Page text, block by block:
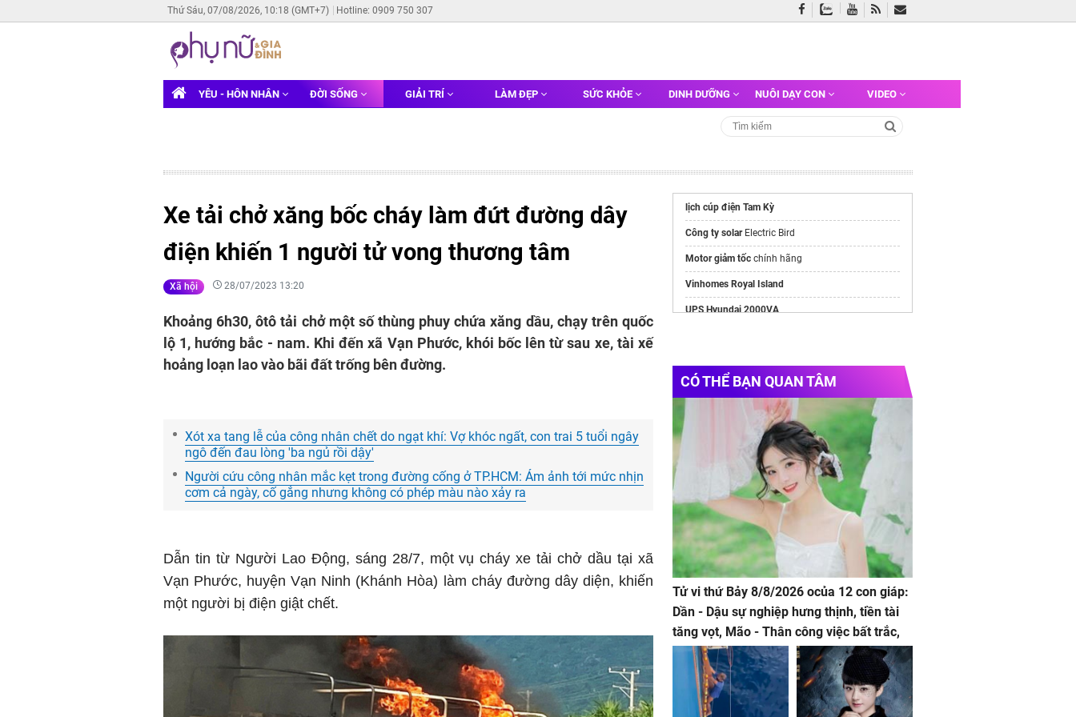
Thứ Sáu, 07/08/2026, 10:18 (GMT+7) Hotline: 0909 750 307
YÊU - HÔN NHÂN ĐỜI SỐNG GIẢI TRÍ LÀM ĐẸP SỨC KHỎE DINH DƯỠNG NUÔI DẠY CON VIDEO
Xe tải chở xăng bốc cháy làm đứt đường dây
điện khiến 1 người tử vong thương tâm
Xã hội 28/07/2023 13:20
Khoảng 6h30, ôtô tải chở một số thùng phuy chứa xăng dầu, chạy trên quốc
lộ 1, hướng bắc - nam. Khi đến xã Vạn Phước, khói bốc lên từ sau xe, tài xế
hoảng loạn lao vào bãi đất trống bên đường.
Xót xa tang lễ của công nhân chết do ngạt khí: Vợ khóc ngất, con trai 5 tuổi ngây
ngô đến đau lòng 'ba ngủ rồi dậy'
Người cứu công nhân mắc kẹt trong đường cống ở TP.HCM: Ám ảnh tới mức nhịn
cơm cả ngày, cố gắng nhưng không có phép màu nào xảy ra
Dẫn tin từ Người Lao Động, sáng 28/7, một vụ cháy xe tải chở dầu tại xã
Vạn Phước, huyện Vạn Ninh (Khánh Hòa) làm cháy đường dây diện, khiến
một người bị điện giật chết.
lịch cúp điện Tam Kỳ
Công ty solarElectric Bird
Motor giảm tốc chính hãng
Vinhomes Royal Island
UPS Hyundai 2000VA
Đầu Tư
Xe tảichuyển nhà đi tỉnh
Nhà Containertại Tân Thanh năm 2025
CÓ THỂ BẠN QUAN TÂM
Tử vi thứ Bảy 8/8/2026 ocủa 12 con giáp:
Dần - Dậu sự nghiệp hưng thịnh, tiền tài
tăng vọt, Mão - Thân công việc bất trắc,
tiền mất tật mang